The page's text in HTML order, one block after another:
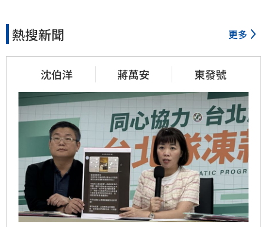
熱搜新聞 更多
沈伯洋 蔣萬安 東發號